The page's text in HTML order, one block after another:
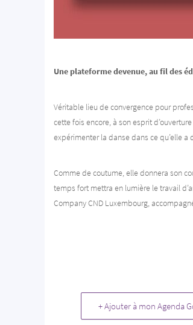
Une plateforme devenue, au fil des
Véritable lieu de convergence pour
cette fois encore, à son esprit
expérimenter la danse dans ce qu’elle a
Comme de coutume, elle donnera son
temps fort mettra en lumière le travail
Company CND Luxembourg,
+ Ajouter à mon Agenda